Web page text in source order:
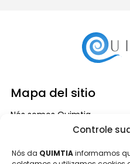
Controle
Nós da QUIMTIAinformamos
Mapa del sitio
Nós somos Quimtia
Sustentabilidade